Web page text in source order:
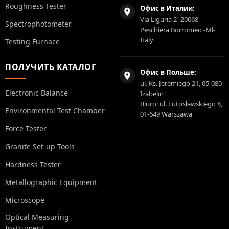
Roughness Tester
Spectrophotometer
Testing Furnace
ПОЛУЧИТЬ КАТАЛОГ
Electronic Balance
Environmental Test Chamber
Force Tester
Granite Set-up Tools
Hardness Tester
Metallographic Equipment
Microscope
Optical Measuring
Офис в Италии:
Via Liguria 2 -20068
Peschiera Borromeo -Ml-
Italy
Офис в Польше:
ul. Ks. Jeremiego 21, 05-080
Izabelin
Biuro: ul. Lutosławskiego 8,
01-649 Warszawa